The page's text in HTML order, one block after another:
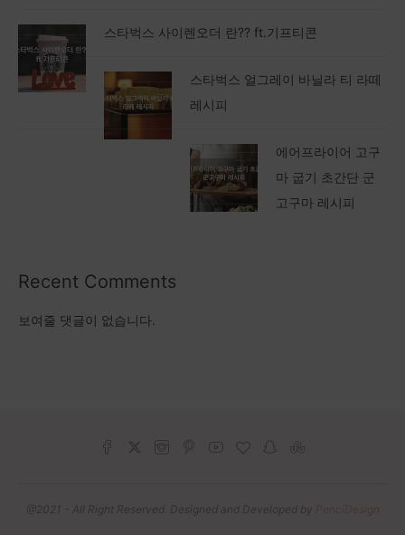
스타벅스 사이렌오더 란?? ft.기프티콘
스타벅스 얼그레이 바닐라 티 라떼
레시피
에어프라이어 고구
마 굽기 초간단 군
고구마 레시피
Recent Comments
보여줄 댓글이 없습니다.
@2021 - All Right Reserved. Designed and Developed by